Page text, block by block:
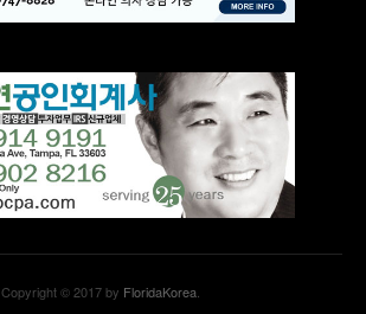
Copyright © 2017 by FloridaKorea